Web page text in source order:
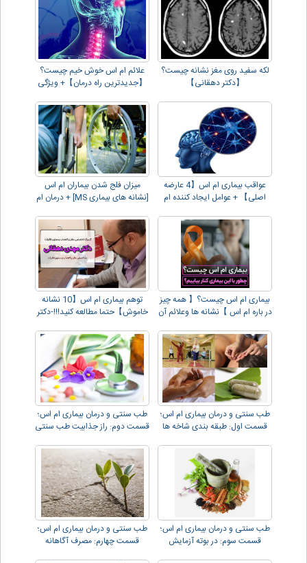
لکه سفید روی مغز نشانه چیست؟
【دکتر دهقانی】
علائم ام اس خوش خیم چیست؟
【جدیدترین راه درمان】+ ویژگی
عواقب بیماری ام اس【4 عارضه
اصلی】 + عوامل ایجاد کننده ام
میزان فلج شدن بیماران ام اس
[نشانه های بیماری MS] + درمان ام
بیماری ام اس چیست؟【 همه چیز
در باره ام اس 】نشانه ها وعلائم آن
توهم بیماری ام اس【10 نشانه
خاموش】حتما مطالعه کنید!!!-دکتر
طب سنتی و درمان بیماری ام اس؛
قسمت اول: طبقه بندی شاخه ها
طب سنتی و درمان بیماری ام اس؛
قسمت دوم: راز جذابیت طب سنتی
طب سنتی و درمان بیماری ام اس؛
قسمت سوم: در بوته آزمایش
طب سنتی و درمان بیماری ام اس؛
قسمت چهارم: مصرف آگاهانه